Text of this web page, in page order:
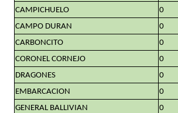
CAMPICHUELO
0
CAMPO DURAN
0
CARBONCITO
0
CORONEL CORNEJO
0
DRAGONES
0
EMBARCACION
0
GENERAL BALLIVIAN
0